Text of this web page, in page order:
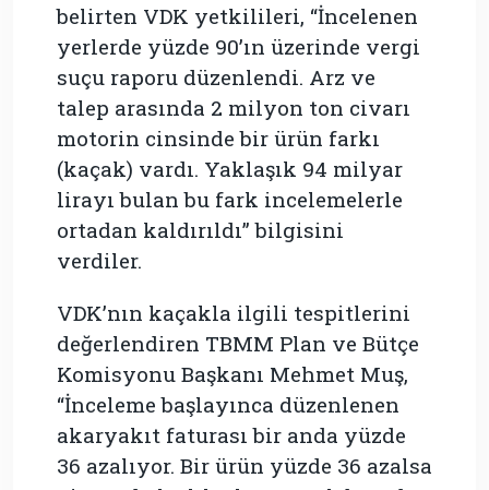
belirten VDK yetkilileri, “İncelenen
yerlerde yüzde 90’ın üzerinde vergi
suçu raporu düzenlendi. Arz ve
talep arasında 2 milyon ton civarı
motorin cinsinde bir ürün farkı
(kaçak) vardı. Yaklaşık 94 milyar
lirayı bulan bu fark incelemelerle
ortadan kaldırıldı” bilgisini
verdiler.
VDK’nın kaçakla ilgili tespitlerini
değerlendiren TBMM Plan ve Bütçe
Komisyonu Başkanı Mehmet Muş,
“İnceleme başlayınca düzenlenen
akaryakıt faturası bir anda yüzde
36 azalıyor. Bir ürün yüzde 36 azalsa